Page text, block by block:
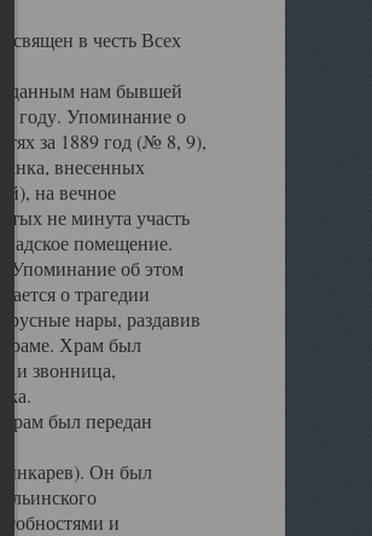
в честь Всех
нам бывшей
году. Упоминание о
за 1889 год (№ 8, 9),
внесенных
на вечное
не минута участь
помещение.
Упоминание об этом
о трагедии
нары, раздавив
Храм был
и звонница,
храм был передан
Он был
и